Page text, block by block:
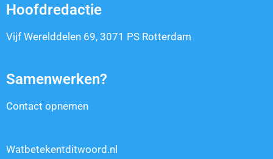
Hoofdredactie
Vijf Werelddelen 69, 3071 PS Rotterdam
Samenwerken?
Contact opnemen
Watbetekentditwoord.nl